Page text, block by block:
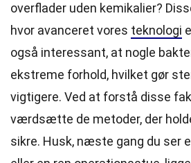
overflader uden kemikalier?
hvor avanceret vores teknologi
også interessant, at nogle
ekstreme forhold, hvilket gør
vigtigere. Ved at forstå disse
værdsætte de metoder, der
sikre. Husk, næste gang du ser